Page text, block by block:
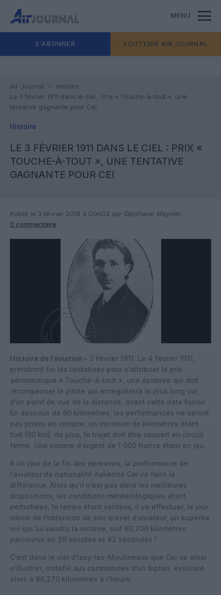
MENU
S'ABONNER SOUTENIR AIR JOURNAL
Air Journal
Histoire
Le 3 février 1911 dans le ciel : Prix « Touche-à-tout », une
tentative gagnante pour Cei
Histoire
LE 3 FÉVRIER 1911 DANS LE CIEL : PRIX «
TOUCHE-À-TOUT », UNE TENTATIVE
GAGNANTE POUR CEI
Publié le 3 février 2018 à 00h03 par Stéphanie Meyniel
0 commentaire
Histoire de l’aviation – 3 février 1911. Le 4 février 1911,
prendront fin les tentatives pour s’attribuer le prix
aéronautique « Touche-à-tout », une épreuve qui doit
récompenser le pilote qui enregistrera le plus long vol,
d’un point de vue de la distance, avant cette date butoir.
En dessous de 60 kilomètres, les performances ne seront
pas prises en compte, un minimum de kilomètres étant
fixé (60 km), de plus, le trajet doit être couvert en circuit
fermé. Une somme d’argent de 1 000 francs étant en jeu.
A un jour de la fin des épreuves, la performance de
l’aviateur de nationalité italienne Cei va faire la
différence. Alors qu’il n’est pas dans les meilleures
dispositions, les conditions météorologiques étant
perturbées, le temps étant venteux, il va effectuer, le jour
même de l’obtention de son brevet d’aviateur, un superbe
vol qui lui vaudra la victoire, soit 63,700 kilomètres
parcourus en 39 minutes et 42 secondes !
C’est dans le ciel d’Issy-les-Moulineaux que Cei va ainsi
s’illustrer, installé aux commandes d’un biplan, évoluant
alors à 96,270 kilomètres à l’heure.